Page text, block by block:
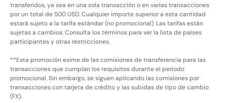
transferidos, ya sea en una sola transacción o en varias transacciones
por un total de 500 USD. Cualquier importe superior a esta cantidad
estará sujeto a la tarifa estándar (no promocional). Las tarifas están
sujetas a cambios. Consulta los términos para ver la lista de países
participantes y otras restricciones.
**Esta promoción exime de las comisiones de transferencia para las
transacciones que cumplan los requisitos durante el período
promocional. Sin embargo, se siguen aplicando las comisiones por
transacciones con tarjeta de crédito y las subidas de tipo de cambio
(FX).